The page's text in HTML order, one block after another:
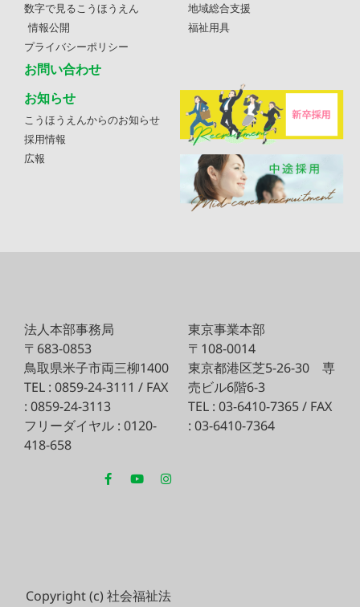
数字で見るこうほうえん
情報公開
プライバシーポリシー
お問い合わせ
地域総合支援
福祉用具
お知らせ
こうほうえんからのお知らせ
採用情報
広報
法人本部事務局
〒683-0853
鳥取県米子市両三柳1400
TEL : 0859-24-3111 / FAX
: 0859-24-3113
フリーダイヤル : 0120-
418-658
東京事業本部
〒108-0014
東京都港区芝5-26-30 専
売ビル6階6-3
TEL : 03-6410-7365 / FAX
: 03-6410-7364
Copyright (c) 社会福祉法